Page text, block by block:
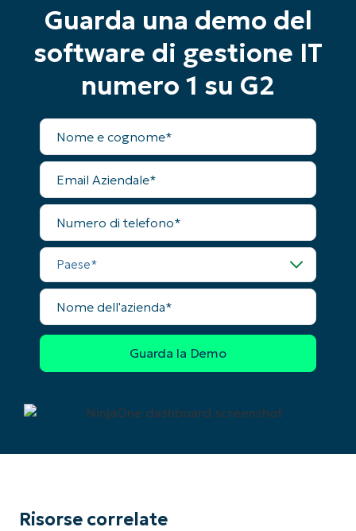
Guarda una demo del
software di gestione IT
numero 1 su G2
Nome
completo
Email
Aziendale
Numero
telefono
Paese
Nome
dell'azienda
Risorse correlate
name*
Business
email*
Company
name*